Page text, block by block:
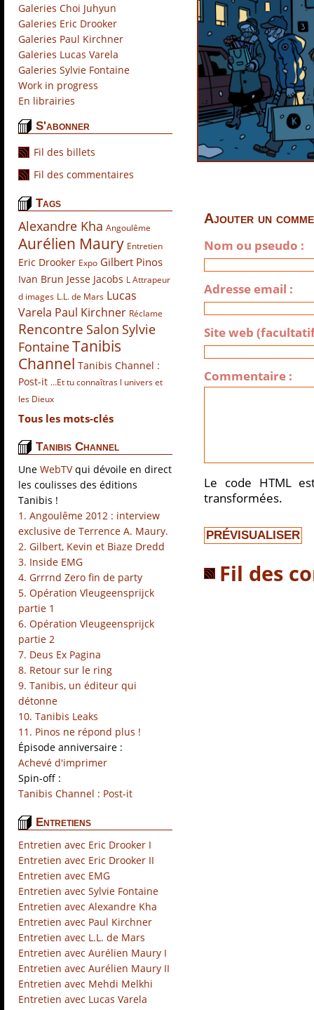
Galeries Choi Juhyun
Galeries Eric Drooker
Galeries Paul Kirchner
Galeries Lucas Varela
Galeries Sylvie Fontaine
Work in progress
En librairies
S'abonner
Fil des billets
Fil des commentaires
Tags
Alexandre Kha Angoulême
Aurélien Maury Entretien
Eric Drooker Expo Gilbert Pinos
Ivan Brun Jesse Jacobs L Attrapeur
d images L.L. de Mars Lucas
Varela Paul Kirchner Réclame
Rencontre Salon Sylvie
FontaineTanibis
Channel Tanibis Channel :
Post-it …Et tu connaîtras l univers et
les Dieux
Tous les mots-clés
Tanibis Channel
Une WebTVqui dévoile en direct
les coulisses des éditions
Tanibis !
1. Angoulême 2012 : interview
exclusive de Terrence A. Maury.
2. Gilbert, Kevin et Biaze Dredd
3. Inside EMG
4. Grrrnd Zero fin de party
5. Opération Vleugeensprijck
partie 1
6. Opération Vleugeensprijck
partie 2
7. Deus Ex Pagina
8. Retour sur le ring
9. Tanibis, un éditeur qui
détonne
10. Tanibis Leaks
11. Pinos ne répond plus !
Épisode anniversaire :
Achevé d'imprimer
Spin-off :
Tanibis Channel : Post-it
Entretiens
Entretien avec Eric Drooker I
Entretien avec Eric Drooker II
Entretien avec EMG
Entretien avec Sylvie Fontaine
Entretien avec Alexandre Kha
Entretien avec Paul Kirchner
Entretien avec L.L. de Mars
Entretien avec Aurélien Maury I
Entretien avec Aurélien Maury II
Entretien avec Mehdi Melkhi
Entretien avec Lucas Varela
Ajouter un
Nom ou pseudo :
Adresse email :
Site web
Commentaire :
Le code HTML
transformées.
Fil des